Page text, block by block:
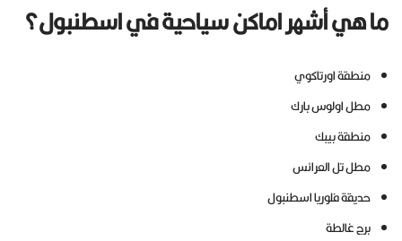
ما هي أشهر اماكن سياحية في اسطنبول؟
منطقة اورتاكوي
مطل اولوس بارك
منطقة بيبك
مطل تل العرائس
حديقة فلوريا اسطنبول
برج غالطة